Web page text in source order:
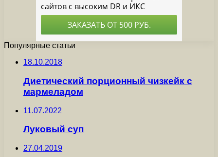
Популярные статьи
18.10.2018
Диетический порционный чизкейк с
мармеладом
11.07.2022
Луковый суп
27.04.2019